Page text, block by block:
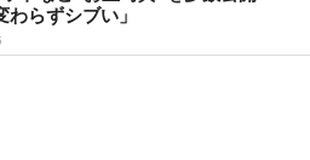
わらずシブい」